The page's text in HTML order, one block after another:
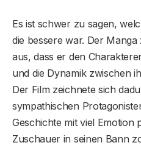
Es ist schwer zu sagen,
die bessere war. Der
aus, dass er den
und die Dynamik zwischen
Der Film zeichnete sich
sympathischen
Geschichte mit viel Emotion
Zuschauer in seinen Bann